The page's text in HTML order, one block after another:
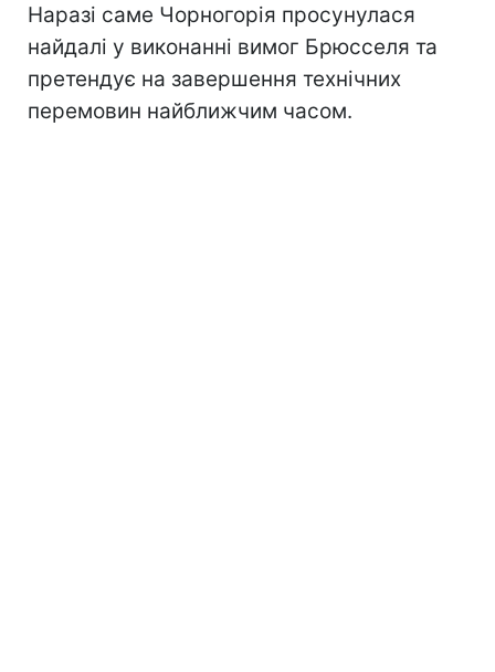
Наразі саме Чорногорія просунулася
найдалі у виконанні вимог Брюсселя та
претендує на завершення технічних
перемовин найближчим часом.